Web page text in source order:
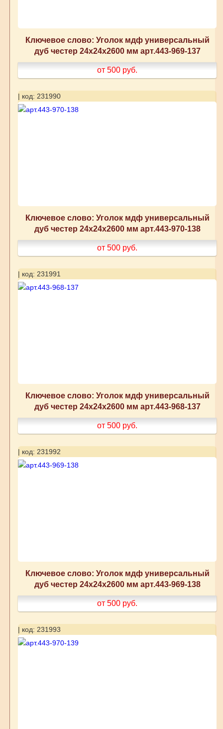
Ключевое слово: Уголок мдф универсальный
дуб честер 24x24x2600 мм арт.443-969-137
от 500 руб.
| код: 231990
Ключевое слово: Уголок мдф универсальный
дуб честер 24x24x2600 мм арт.443-970-138
от 500 руб.
| код: 231991
Ключевое слово: Уголок мдф универсальный
дуб честер 24x24x2600 мм арт.443-968-137
от 500 руб.
| код: 231992
Ключевое слово: Уголок мдф универсальный
дуб честер 24x24x2600 мм арт.443-969-138
от 500 руб.
| код: 231993